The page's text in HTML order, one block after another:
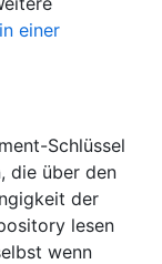
einer
Schlüssel
die über den
der
lesen
wenn